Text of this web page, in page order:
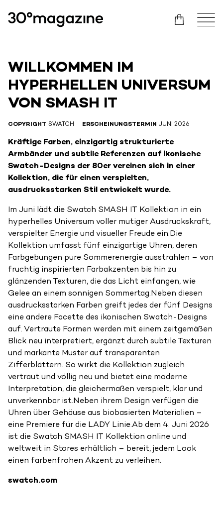
WILLKOMMEN IM
HYPERHELLEN UNIVERSUM
VON SMASH IT
COPYRIGHT SWATCH ERSCHEINUNGSTERMIN JUNI 2026
Kräftige Farben, einzigartig strukturierte
Armbänder und subtile Referenzen auf ikonische
Swatch-Designs der 80er vereinen sich in einer
Kollektion, die für einen verspielten,
ausdrucksstarken Stil entwickelt wurde.
Im Juni lädt die Swatch SMASH IT Kollektion in ein
hyperhelles Universum voller mutiger Ausdruckskraft,
verspielter Energie und visueller Freude ein.Die
Kollektion umfasst fünf einzigartige Uhren, deren
Farbgebungen pure Sommerenergie ausstrahlen – von
fruchtig inspirierten Farbakzenten bis hin zu
glänzenden Texturen, die das Licht einfangen, wie
Gelee an einem sonnigen Sommertag.Neben diesen
ausdrucksstarken Farben greift jedes der fünf Designs
eine andere Facette des ikonischen Swatch-Designs
auf. Vertraute Formen werden mit einem zeitgemäßen
Blick neu interpretiert, ergänzt durch subtile Texturen
und markante Muster auf transparenten
Zifferblättern. So wirkt die Kollektion zugleich
vertraut und völlig neu und bietet eine moderne
Interpretation, die gleichermaßen verspielt, klar und
unverkennbar ist.Neben ihrem Design verfügen die
Uhren über Gehäuse aus biobasierten Materialien –
eine Premiere für die LADY Linie.Ab dem 4. Juni 2026
ist die Swatch SMASH IT Kollektion online und
weltweit in Stores erhältlich – bereit, jedem Look
einen farbenfrohen Akzent zu verleihen.
swatch.com